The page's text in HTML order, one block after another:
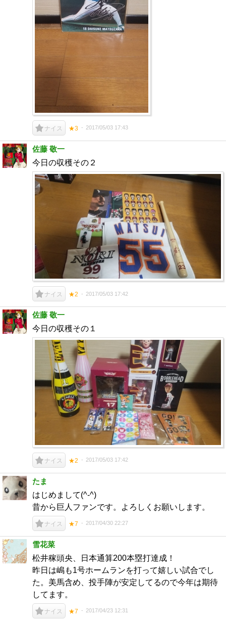
ナイス ★3 2017/05/03 17:43
佐藤 敬一
今日の収穫その２
ナイス ★2 2017/05/03 17:42
佐藤 敬一
今日の収穫その１
ナイス ★2 2017/05/03 17:42
たま
はじめまして(^-^)
昔から巨人ファンです。よろしくお願いします。
ナイス ★7 2017/04/30 22:27
雪花菜
松井稼頭央、日本通算200本塁打達成！
昨日は嶋も1号ホームランを打って嬉しい試合でし
た。美馬含め、投手陣が安定してるので今年は期待
してます。
ナイス ★7 2017/04/23 12:31